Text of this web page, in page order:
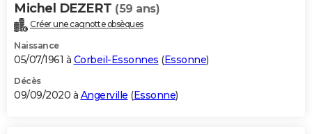
Michel DEZERT (59 ans)
Créer une cagnotte obsèques
Naissance
05/07/1961 à Corbeil-Essonnes (Essonne)
Décès
09/09/2020 à Angerville (Essonne)